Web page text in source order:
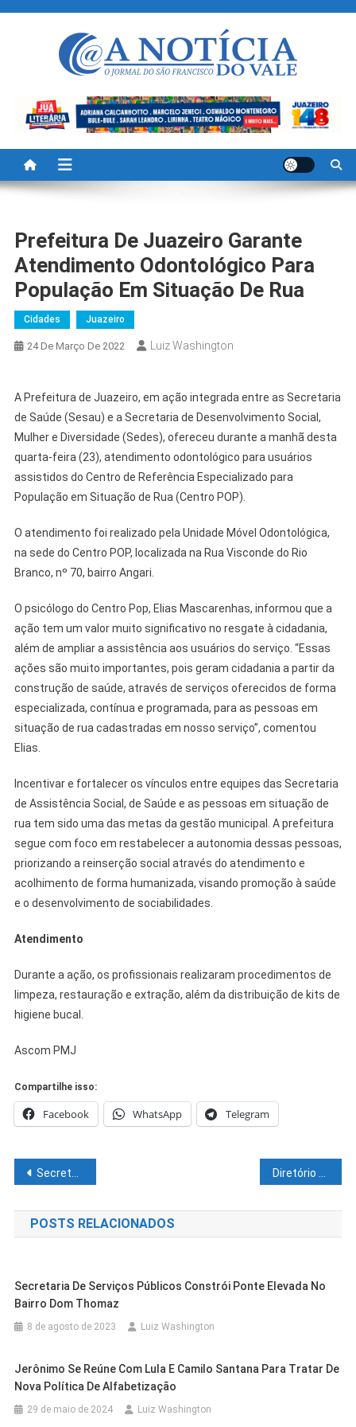
A Noticia Do Vale
Prefeitura De Juazeiro Garante
Atendimento Odontológico Para
População Em Situação De Rua
Cidades Juazeiro
24 De Março De 2022 Luiz Washington
A Prefeitura de Juazeiro, em ação integrada entre as Secretaria
de Saúde (Sesau) e a Secretaria de Desenvolvimento Social,
Mulher e Diversidade (Sedes), ofereceu durante a manhã desta
quarta-feira (23), atendimento odontológico para usuários
assistidos do Centro de Referência Especializado para
População em Situação de Rua (Centro POP).
O atendimento foi realizado pela Unidade Móvel Odontológica,
na sede do Centro POP, localizada na Rua Visconde do Rio
Branco, nº 70, bairro Angari.
O psicólogo do Centro Pop, Elias Mascarenhas, informou que a
ação tem um valor muito significativo no resgate à cidadania,
além de ampliar a assistência aos usuários do serviço. “Essas
ações são muito importantes, pois geram cidadania a partir da
construção de saúde, através de serviços oferecidos de forma
especializada, contínua e programada, para as pessoas em
situação de rua cadastradas em nosso serviço”, comentou
Elias.
Incentivar e fortalecer os vínculos entre equipes das Secretaria
de Assistência Social, de Saúde e as pessoas em situação de
rua tem sido uma das metas da gestão municipal. A prefeitura
segue com foco em restabelecer a autonomia dessas pessoas,
priorizando a reinserção social através do atendimento e
acolhimento de forma humanizada, visando promoção à saúde
e o desenvolvimento de sociabilidades.
Atendimento
Durante a ação, os profissionais realizaram procedimentos de
limpeza, restauração e extração, além da distribuição de kits de
higiene bucal.
Ascom PMJ
Compartilhe isso:
Facebook WhatsApp Telegram
Navegação
de
Post
Secretaria da Educação lança os Jogos Escolares da Bahia nesta quinta (24) Diretório do PL na Bahia tem novo comando, e em Juazeiro, mudança pode estar a caminho
POSTS RELACIONADOS
Secretaria De Serviços Públicos Constrói Ponte Elevada No
Bairro Dom Thomaz
8 de agosto de 2023 Luiz Washington
Jerônimo Se Reúne Com Lula E Camilo Santana Para Tratar De
Nova Política De Alfabetização
29 de maio de 2024 Luiz Washington